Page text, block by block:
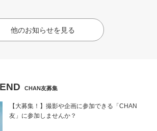
他のお知らせを見る
CHAN友募集
【大募集！】撮影や企画に参加できる「CHAN
友」に参加しませんか？